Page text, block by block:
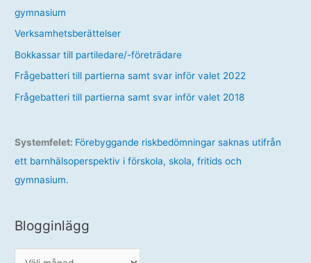
gymnasium
Verksamhetsberättelser
Bokkassar till partiledare/-företrädare
Frågebatteri till partierna samt svar inför valet 2022
Frågebatteri till partierna samt svar inför valet 2018
Systemfelet: Förebyggande riskbedömningar saknas utifrån
ett barnhälsoperspektiv i förskola, skola, fritids och
gymnasium.
Blogginlägg